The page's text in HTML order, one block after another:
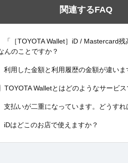
関連するFAQ
「［TOYOTA Wallet］iD / Mastercard
んのことですか？
利用した金額と利用履歴の金額が違いま
TOYOTA Walletとはどのようなサービス
支払いが二重になっています。どうす
iDはどこのお店で使えますか？